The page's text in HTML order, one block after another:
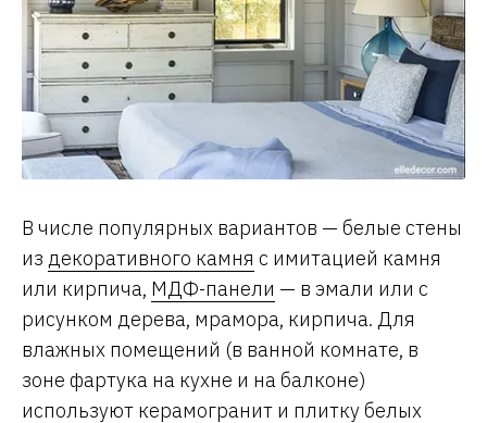
В числе популярных вариантов — белые стены
из декоративного камня с имитацией камня
или кирпича, МДФ-панели — в эмали или с
рисунком дерева, мрамора, кирпича. Для
влажных помещений (в ванной комнате, в
зоне фартука на кухне и на балконе)
используют керамогранит и плитку белых